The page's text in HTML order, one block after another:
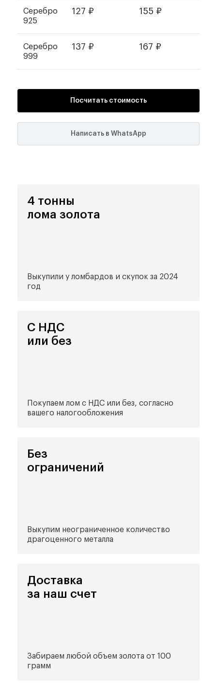
Серебро
925
127 ₽ 155 ₽
Серебро
999
137 ₽ 167 ₽
Посчитать стоимость
Написать в WhatsApp
4 тонны
лома золота
Выкупили у ломбардов и скупок за 2024
год
С НДС
или без
Покупаем лом с НДС или без, согласно
вашего налогообложения
Без
ограничений
Выкупим неограниченное количество
драгоценного металла
Доставка
за наш счет
Забираем любой объем золота от 100
грамм